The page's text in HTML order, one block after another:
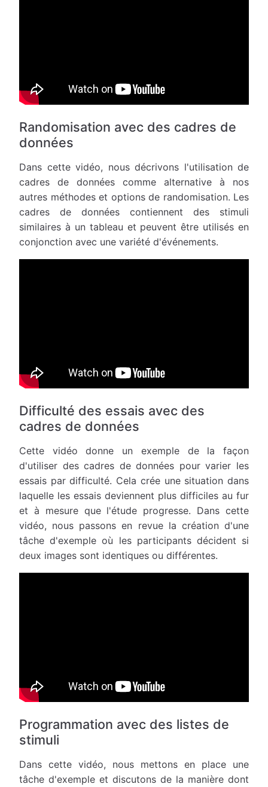
Randomisation avec des cadres de
données
Dans cette vidéo, nous décrivons l'utilisation de
cadres de données comme alternative à nos
autres méthodes et options de randomisation. Les
cadres de données contiennent des stimuli
similaires à un tableau et peuvent être utilisés en
conjonction avec une variété d'événements.
Difficulté des essais avec des
cadres de données
Cette vidéo donne un exemple de la façon
d'utiliser des cadres de données pour varier les
essais par difficulté. Cela crée une situation dans
laquelle les essais deviennent plus difficiles au fur
et à mesure que l'étude progresse. Dans cette
vidéo, nous passons en revue la création d'une
tâche d'exemple où les participants décident si
deux images sont identiques ou différentes.
Programmation avec des listes de
stimuli
Dans cette vidéo, nous mettons en place une
tâche d'exemple et discutons de la manière dont